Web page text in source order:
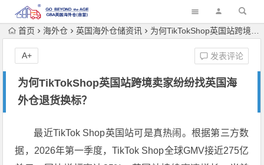
首页 海外仓 英国海外仓储资讯 为何TikTokShop英国站跨境卖家纷纷找英国海外仓退货换标？
为何TikTokShop英国站跨境卖家纷纷找英国海
外仓退货换标？
发表评论
A+
最近TikTok Shop英国站可是真热闹。根据第三方数
据，2026年第一季度，TikTok Shop全球GMV接近275亿